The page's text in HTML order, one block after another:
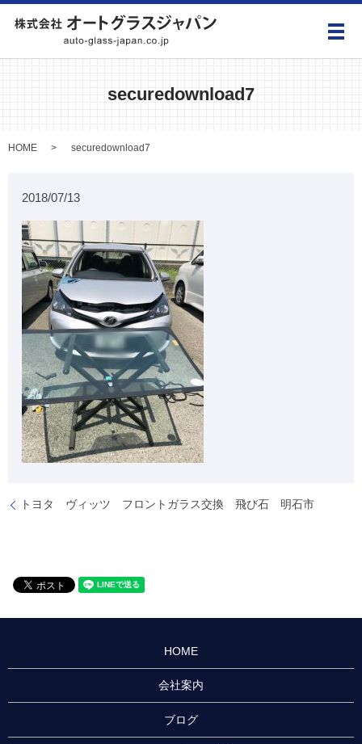
メ
securedownload7
HOME securedownload7
2018/07/13
トヨタ ヴィッツ フロントガラス交換 飛び石 明石市
HOME
会社案内
ブログ